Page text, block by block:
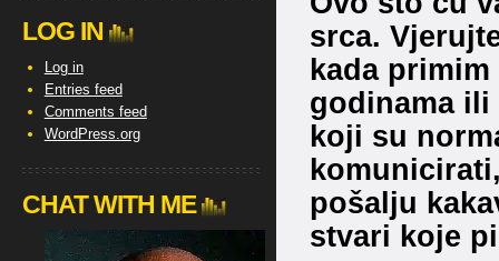
srca.
kada
godinama
koji su
pošalju
stvari koje
LOG IN
Log in
Entries feed
Comments feed
WordPress.org
CHAT WITH ME